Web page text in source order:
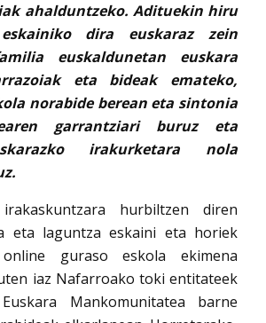
ahalduntzeko. Adituekin hiru
dira euskaraz zein
euskaldunetan euskara
eta bideak emateko,
norabide berean eta sintonia
garrantziari buruz eta
irakurketara nola
irakaskuntzara hurbiltzen diren
eta laguntza eskaini eta horiek
online guraso eskola ekimena
iaz Nafarroako toki entitateek
Mankomunitatea barne